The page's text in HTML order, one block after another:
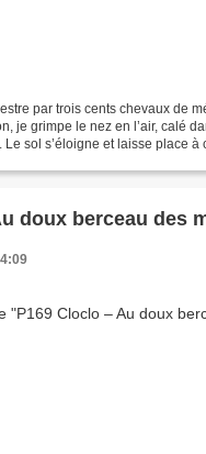
par trois cents chevaux de
je grimpe le nez en l’air, calé
sol s’éloigne et laisse place à
doux berceau des